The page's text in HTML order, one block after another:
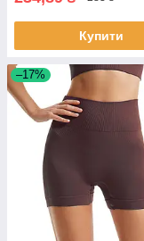
Купити
–17%